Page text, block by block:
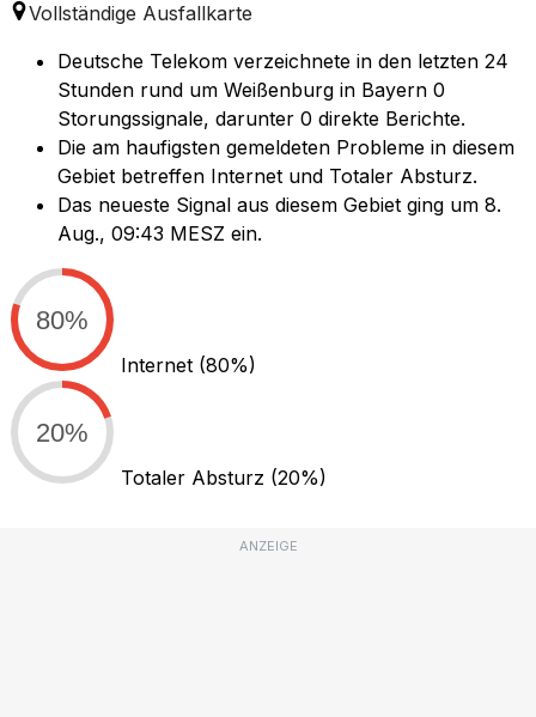
Vollständige Ausfallkarte
Deutsche Telekom verzeichnete in den letzten 24
Stunden rund um Weißenburg in Bayern 0
Storungssignale, darunter 0 direkte Berichte.
Die am haufigsten gemeldeten Probleme in diesem
Gebiet betreffen Internet und Totaler Absturz.
Das neueste Signal aus diesem Gebiet ging um 8.
Aug., 09:43 MESZ ein.
80%
Internet (80%)
20%
Totaler Absturz (20%)
ANZEIGE